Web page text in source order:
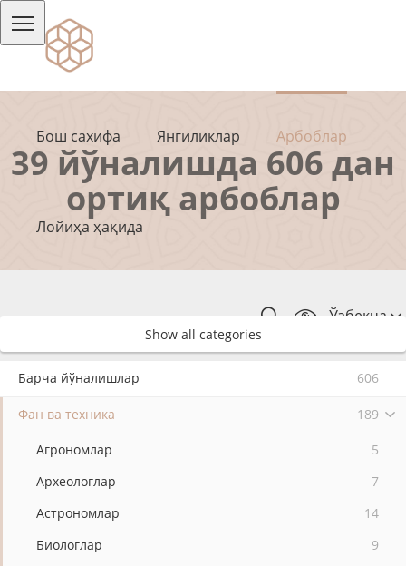
Бош сахифа Янгиликлар Арбоблар
Лойиҳа ҳақида
Ўзбекча
39 йўналишда 606 дан
ортиқ арбоблар
Show all categories
Барча йўналишлар 606
Фан ва техника 189
Агрономлар
5
Археологлар
7
Астрономлар
14
Биологлар
9